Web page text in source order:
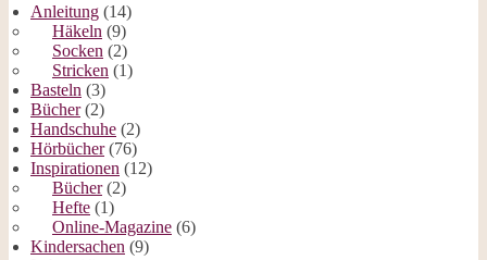
Anleitung (14)
Häkeln (9)
Socken (2)
Stricken (1)
Basteln (3)
Bücher(2)
Handschuhe (2)
Hörbücher(76)
Inspirationen (12)
Bücher(2)
Hefte (1)
Online-Magazine (6)
Kindersachen (9)